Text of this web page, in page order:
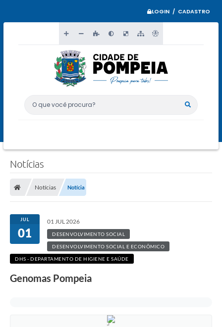
LOGIN / CADASTRO
O que você procura?
Notícias
Notícias Notícia
JUL
01
01 JUL 2026
DESENVOLVIMENTO SOCIAL
DESENVOLVIMENTO SOCIAL E ECONÔMICO
DHS - DEPARTAMENTO DE HIGIENE E SAÚDE
Genomas Pompeia